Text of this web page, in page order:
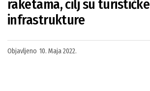
raketama, cilj su turističke
infrastrukture
Objavljeno 10. Maja 2022.